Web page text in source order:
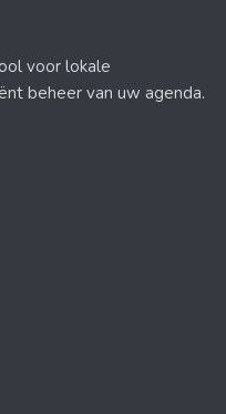
voor lokale
beheer van uw agenda.